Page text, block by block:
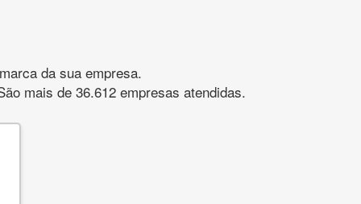
da sua empresa.
mais de 36.612 empresas atendidas.